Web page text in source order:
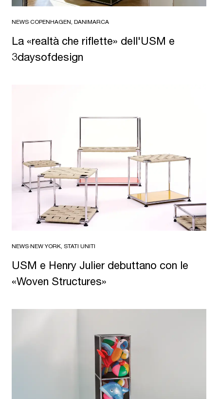
NEWS·COPENHAGEN, DANIMARCA
La «realtà che riflette» dell'USM e
3daysofdesign
NEWS·NEW YORK, STATI UNITI
USM e Henry Julier debuttano con le
«Woven Structures»